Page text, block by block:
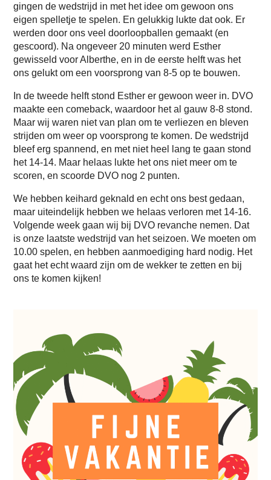
gingen de wedstrijd in met het idee om gewoon ons
eigen spelletje te spelen. En gelukkig lukte dat ook. Er
werden door ons veel doorloopballen gemaakt (en
gescoord). Na ongeveer 20 minuten werd Esther
gewisseld voor Alberthe, en in de eerste helft was het
ons gelukt om een voorsprong van 8-5 op te bouwen.
In de tweede helft stond Esther er gewoon weer in. DVO
maakte een comeback, waardoor het al gauw 8-8 stond.
Maar wij waren niet van plan om te verliezen en bleven
strijden om weer op voorsprong te komen. De wedstrijd
bleef erg spannend, en met niet heel lang te gaan stond
het 14-14. Maar helaas lukte het ons niet meer om te
scoren, en scoorde DVO nog 2 punten.
We hebben keihard geknald en echt ons best gedaan,
maar uiteindelijk hebben we helaas verloren met 14-16.
Volgende week gaan wij bij DVO revanche nemen. Dat
is onze laatste wedstrijd van het seizoen. We moeten om
10.00 spelen, en hebben aanmoediging hard nodig. Het
gaat het echt waard zijn om de wekker te zetten en bij
ons te komen kijken!